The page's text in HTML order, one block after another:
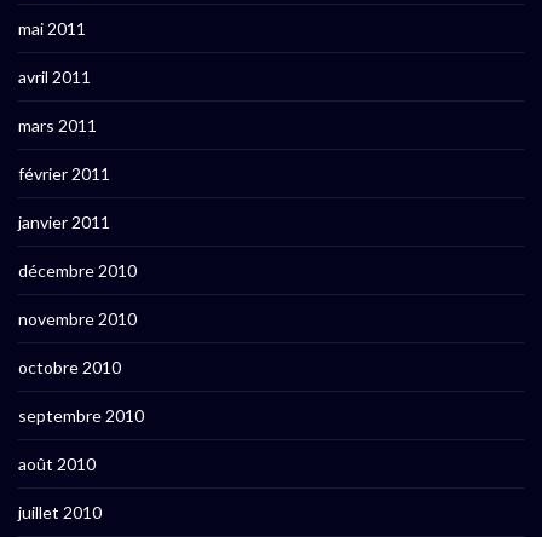
mai 2011
avril 2011
mars 2011
février 2011
janvier 2011
décembre 2010
novembre 2010
octobre 2010
septembre 2010
août 2010
juillet 2010